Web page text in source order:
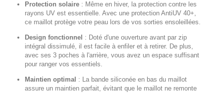
Protection solaire : Même en hiver, la protection contre les
rayons UV est essentielle. Avec une protection AntiUV 40+,
ce maillot protège votre peau lors de vos sorties ensoleillées.
Design fonctionnel : Doté d'une ouverture avant par zip
intégral dissimulé, il est facile à enfiler et à retirer. De plus,
avec ses 3 poches à l'arrière, vous avez un espace suffisant
pour ranger vos essentiels.
Maintien optimal : La bande siliconée en bas du maillot
assure un maintien parfait, évitant que le maillot ne remonte